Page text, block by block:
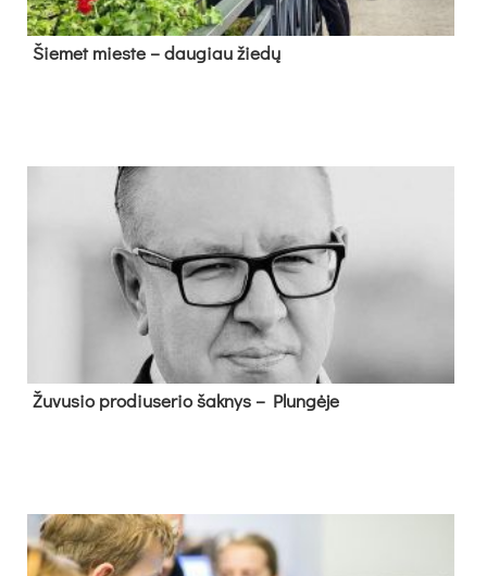
Šie­met mies­te – dau­giau žie­dų
Žu­vu­sio pro­diu­se­rio šak­nys – Plun­gė­je